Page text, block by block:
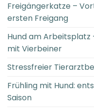
Freigängerkatze –
ersten Freigang
Hund am
mit Vierbeiner
Stressfreier
Frühling mit Hund:
Saison